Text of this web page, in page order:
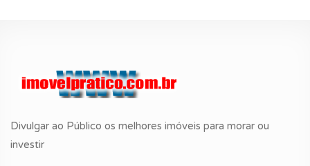
Divulgar ao Público os melhores imóveis para morar ou
investir